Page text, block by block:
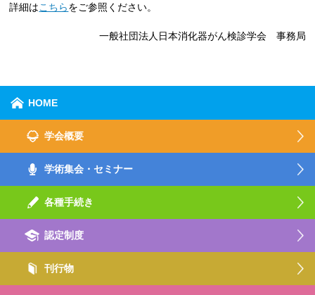
詳細はこちらをご参照ください。
一般社団法人日本消化器がん検診学会 事務局
HOME
学会概要
学術集会・セミナー
各種手続き
認定制度
刊行物